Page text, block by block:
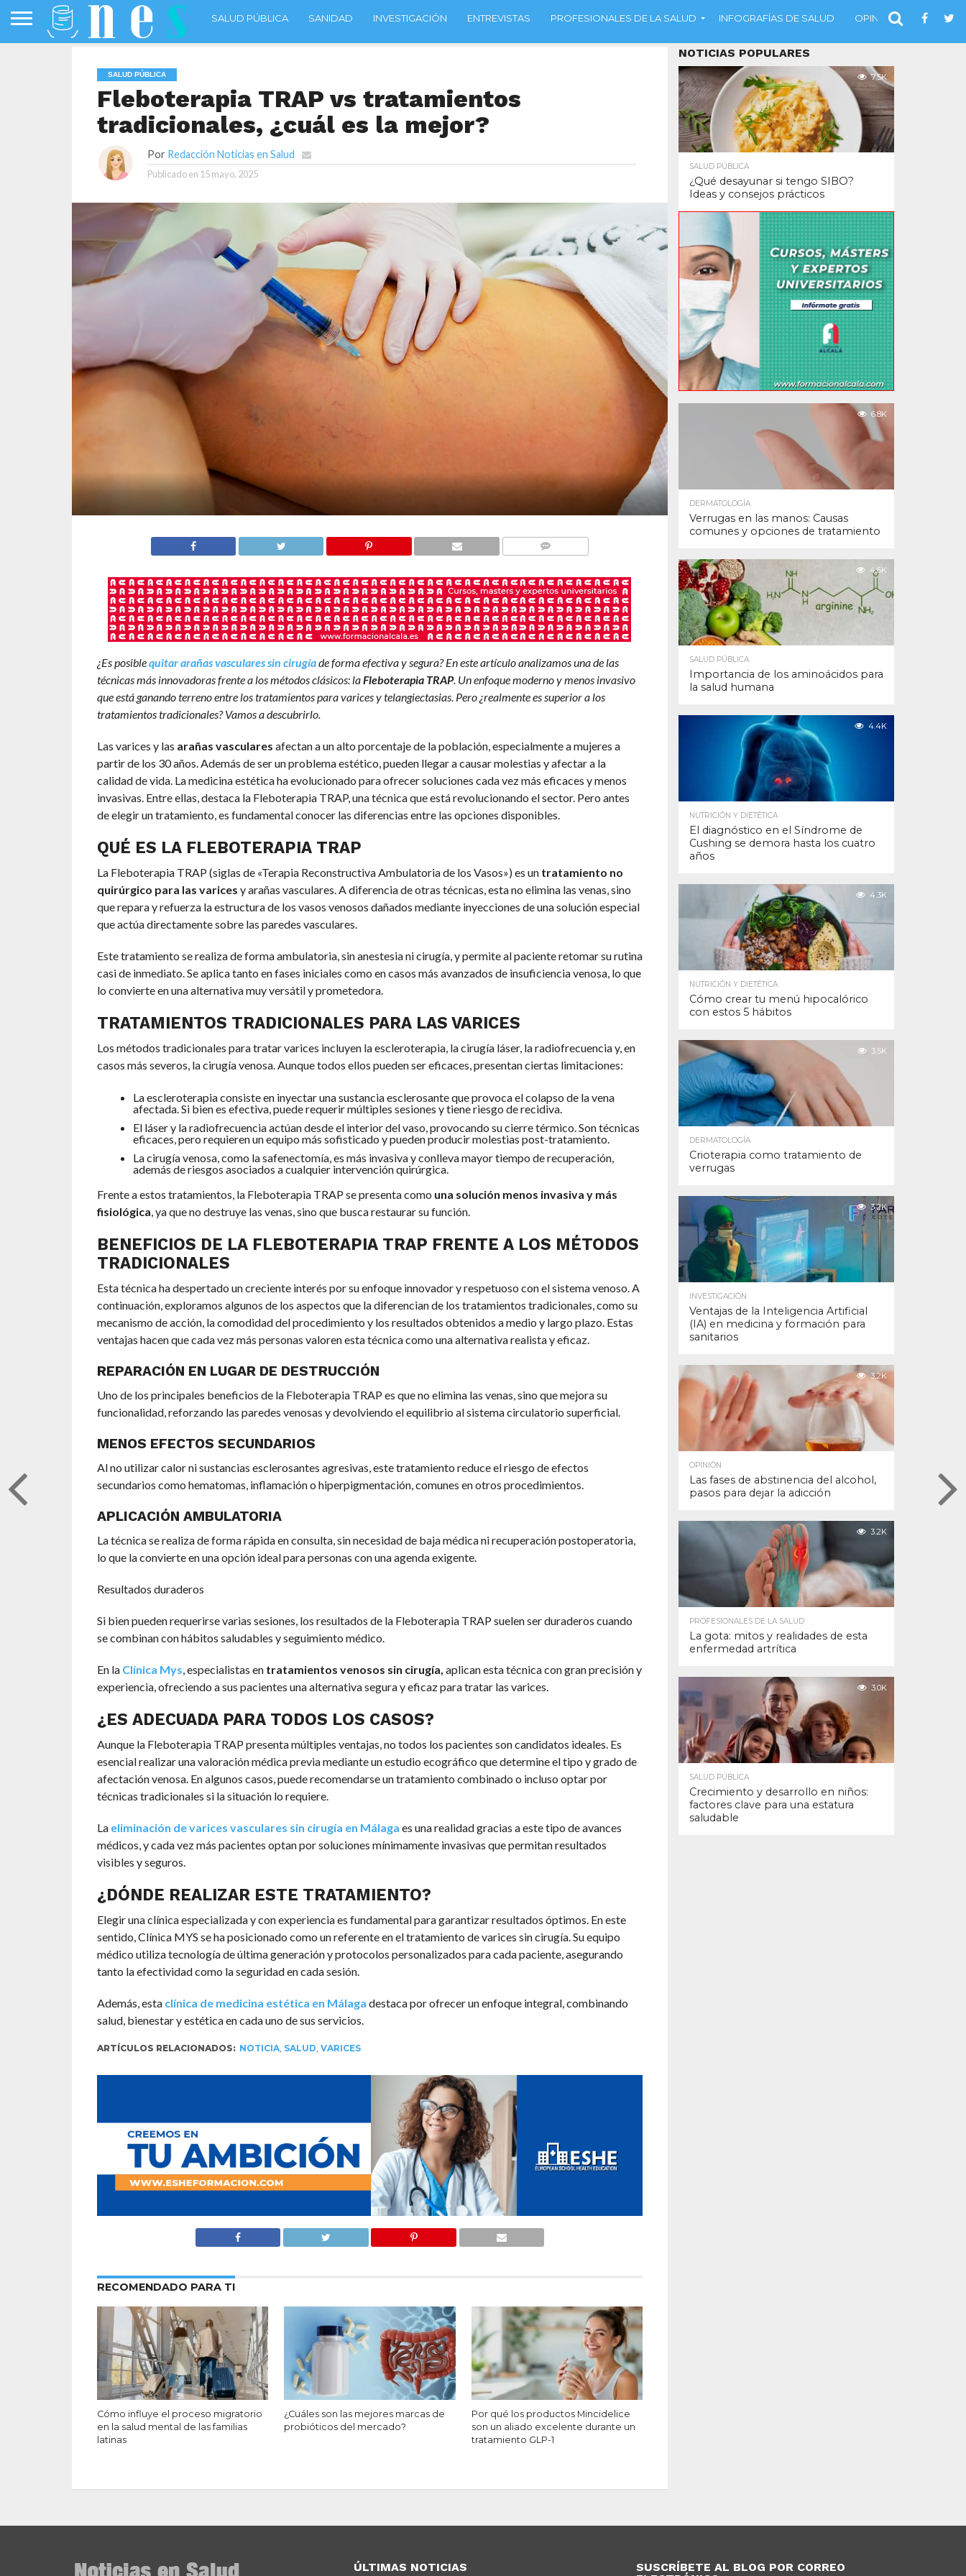
SALUD PÚBLICA SANIDAD INVESTIGACIÓN ENTREVISTAS PROFESIONALES DE LA SALUD INFOGRAFÍAS DE SALUD OPINIÓN
SALUD PÚBLICA
Fleboterapia TRAP vs tratamientos
tradicionales, ¿cuál es la mejor?
Por Redacción Noticias en Salud
Publicado en 15 mayo, 2025
¿Es posiblequitar arañas vasculares sin cirugíade forma efectiva y segura? En este artículo analizamos una de las
técnicas más innovadoras frente a los métodos clásicos: laFleboterapia TRAP. Un enfoque moderno y menos invasivo
que está ganando terreno entre los tratamientos para varices y telangiectasias. Pero ¿realmente es superior a los
tratamientos tradicionales? Vamos a descubrirlo.
Las varices y las arañas vasculares afectan a un alto porcentaje de la población, especialmente a mujeres a
partir de los 30 años. Además de ser un problema estético, pueden llegar a causar molestias y afectar a la
calidad de vida. La medicina estética ha evolucionado para ofrecer soluciones cada vez más eficaces y menos
invasivas. Entre ellas, destaca la Fleboterapia TRAP, una técnica que está revolucionando el sector. Pero antes
de elegir un tratamiento, es fundamental conocer las diferencias entre las opciones disponibles.
QUÉ ES LA FLEBOTERAPIA TRAP
La Fleboterapia TRAP (siglas de «Terapia Reconstructiva Ambulatoria de los Vasos») es un tratamiento no
quirúrgico para las varices y arañas vasculares. A diferencia de otras técnicas, esta no elimina las venas, sino
que repara y refuerza la estructura de los vasos venosos dañados mediante inyecciones de una solución especial
que actúa directamente sobre las paredes vasculares.
Este tratamiento se realiza de forma ambulatoria, sin anestesia ni cirugía, y permite al paciente retomar su rutina
casi de inmediato. Se aplica tanto en fases iniciales como en casos más avanzados de insuficiencia venosa, lo que
lo convierte en una alternativa muy versátil y prometedora.
TRATAMIENTOS TRADICIONALES PARA LAS VARICES
Los métodos tradicionales para tratar varices incluyen la escleroterapia, la cirugía láser, la radiofrecuencia y, en
casos más severos, la cirugía venosa. Aunque todos ellos pueden ser eficaces, presentan ciertas limitaciones:
La escleroterapia consiste en inyectar una sustancia esclerosante que provoca el colapso de la vena
afectada. Si bien es efectiva, puede requerir múltiples sesiones y tiene riesgo de recidiva.
El láser y la radiofrecuencia actúan desde el interior del vaso, provocando su cierre térmico. Son técnicas
eficaces, pero requieren un equipo más sofisticado y pueden producir molestias post-tratamiento.
La cirugía venosa, como la safenectomía, es más invasiva y conlleva mayor tiempo de recuperación,
además de riesgos asociados a cualquier intervención quirúrgica.
Frente a estos tratamientos, la Fleboterapia TRAP se presenta como una solución menos invasiva y más
fisiológica, ya que no destruye las venas, sino que busca restaurar su función.
BENEFICIOS DE LA FLEBOTERAPIA TRAP FRENTE A LOS MÉTODOS
TRADICIONALES
Esta técnica ha despertado un creciente interés por su enfoque innovador y respetuoso con el sistema venoso. A
continuación, exploramos algunos de los aspectos que la diferencian de los tratamientos tradicionales, como su
mecanismo de acción, la comodidad del procedimiento y los resultados obtenidos a medio y largo plazo. Estas
ventajas hacen que cada vez más personas valoren esta técnica como una alternativa realista y eficaz.
REPARACIÓN EN LUGAR DE DESTRUCCIÓN
Uno de los principales beneficios de la Fleboterapia TRAP es que no elimina las venas, sino que mejora su
funcionalidad, reforzando las paredes venosas y devolviendo el equilibrio al sistema circulatorio superficial.
MENOS EFECTOS SECUNDARIOS
Al no utilizar calor ni sustancias esclerosantes agresivas, este tratamiento reduce el riesgo de efectos
secundarios como hematomas, inflamación o hiperpigmentación, comunes en otros procedimientos.
APLICACIÓN AMBULATORIA
La técnica se realiza de forma rápida en consulta, sin necesidad de baja médica ni recuperación postoperatoria,
lo que la convierte en una opción ideal para personas con una agenda exigente.
Resultados duraderos
Si bien pueden requerirse varias sesiones, los resultados de la Fleboterapia TRAP suelen ser duraderos cuando
se combinan con hábitos saludables y seguimiento médico.
En la Clínica Mys, especialistas entratamientos venosos sin cirugía, aplican esta técnica con gran precisión y
experiencia, ofreciendo a sus pacientes una alternativa segura y eficaz para tratar las varices.
¿ES ADECUADA PARA TODOS LOS CASOS?
Aunque la Fleboterapia TRAP presenta múltiples ventajas, no todos los pacientes son candidatos ideales. Es
esencial realizar una valoración médica previa mediante un estudio ecográfico que determine el tipo y grado de
afectación venosa. En algunos casos, puede recomendarse un tratamiento combinado o incluso optar por
técnicas tradicionales si la situación lo requiere.
La eliminación de varices vasculares sin cirugía en Málaga es una realidad gracias a este tipo de avances
médicos, y cada vez más pacientes optan por soluciones mínimamente invasivas que permitan resultados
visibles y seguros.
¿DÓNDE REALIZAR ESTE TRATAMIENTO?
Elegir una clínica especializada y con experiencia es fundamental para garantizar resultados óptimos. En este
sentido, Clínica MYS se ha posicionado como un referente en el tratamiento de varices sin cirugía. Su equipo
médico utiliza tecnología de última generación y protocolos personalizados para cada paciente, asegurando
tanto la efectividad como la seguridad en cada sesión.
Además, esta clínica de medicina estética en Málaga destaca por ofrecer un enfoque integral, combinando
salud, bienestar y estética en cada uno de sus servicios.
ARTÍCULOS RELACIONADOS: NOTICIA, SALUD, VARICES
RECOMENDADO PARA TI
Cómo influye el proceso migratorio
en la salud mental de las familias
latinas
¿Cuáles son las mejores marcas de
probióticos del mercado?
Por qué los productos Mincidelice
son un aliado excelente durante un
tratamiento GLP-1
NOTICIAS POPULARES
7.5K
SALUD PÚBLICA
¿Qué desayunar si tengo SIBO?
Ideas y consejos prácticos
6.8K
DERMATOLOGÍA
Verrugas en las manos: Causas
comunes y opciones de tratamiento
4.6K
SALUD PÚBLICA
Importancia de los aminoácidos para
la salud humana
4.4K
NUTRICIÓN Y DIETÉTICA
El diagnóstico en el Síndrome de
Cushing se demora hasta los cuatro
años
4.3K
NUTRICIÓN Y DIETÉTICA
Cómo crear tu menú hipocalórico
con estos 5 hábitos
3.5K
DERMATOLOGÍA
Crioterapia como tratamiento de
verrugas
3.2K
INVESTIGACIÓN
Ventajas de la Inteligencia Artificial
(IA) en medicina y formación para
sanitarios
3.2K
OPINIÓN
Las fases de abstinencia del alcohol,
pasos para dejar la adicción
3.2K
PROFESIONALES DE LA SALUD
La gota: mitos y realidades de esta
enfermedad artrítica
3.0K
SALUD PÚBLICA
Crecimiento y desarrollo en niños:
factores clave para una estatura
saludable
ÚLTIMAS NOTICIAS
SUSCRÍBETE AL BLOG POR CORREO